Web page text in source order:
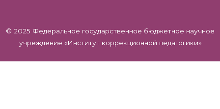
© 2025 Федеральное государственное бюджетное научное
учреждение «Институт коррекционной педагогики»